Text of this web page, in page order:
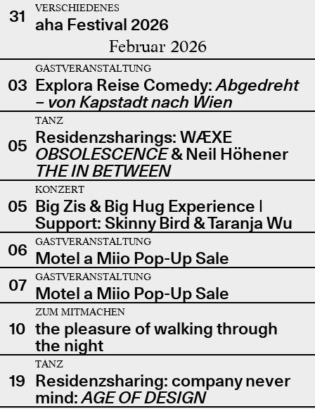
31
VERSCHIEDENES
aha Festival 2026
Februar 2026
03
GASTVERANSTALTUNG
Explora Reise Comedy:Abgedreht
– von Kapstadt nach Wien
05
TANZ
Residenzsharings: WÆXE
OBSOLESCENCE& Neil Höhener
THE IN BETWEEN
05
KONZERT
Big Zis & Big Hug Experience |
Support: Skinny Bird & Taranja Wu
06
GASTVERANSTALTUNG
Motel a Miio Pop-Up Sale
07
GASTVERANSTALTUNG
Motel a Miio Pop-Up Sale
10
ZUM MITMACHEN
the pleasure of walking through
the night
19
TANZ
Residenzsharing: company never
mind:AGE OF DESIGN